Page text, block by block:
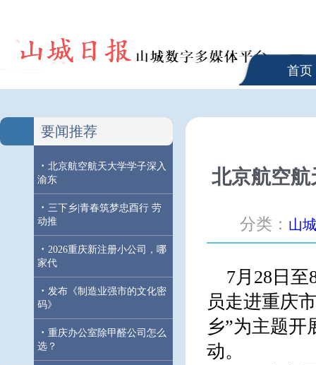
首页
要闻推荐
· 北京航空航天大学学子深入
渝东
· 三下乡|青春筑梦忠酉行 劳
动推
· 2026重庆新注册小公司，哪
家代
· 发布《制造业强市的文化密
码》
· 重庆办公室除甲醛公司怎么
选？
北京航空
分类： 山
7月28日
员走进重庆
乡”为主题
动。